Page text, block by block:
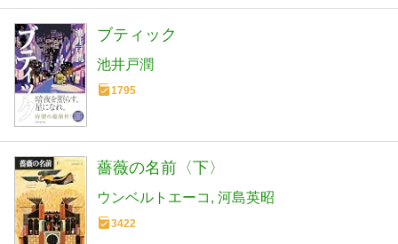
ブティック
池井戸潤
1795
薔薇の名前〈下〉
ウンベルトエーコ 河島英昭
3422